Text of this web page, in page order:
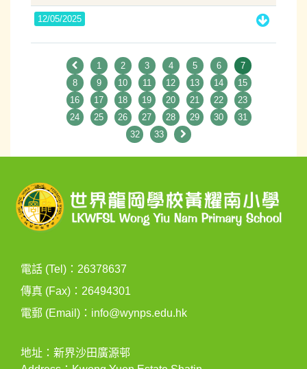
12/05/2025
1 2 3 4 5 6
7
8
9 10 11 12 13 14
15
16
17 18 19 20 21 22
23
24
25 26 27 28 29 30
31
32
33
電話 (Tel)：26378637
傳真 (Fax)：26494301
電郵 (Email)： info@wynps.edu.hk
地址：新界沙田廣源邨